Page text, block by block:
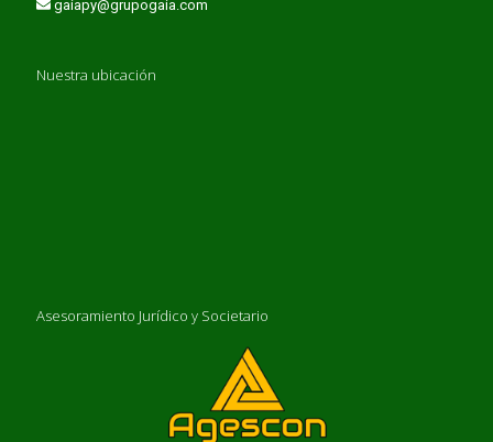
gaiapy@grupogaia.com
Nuestra ubicación
Asesoramiento Jurídico y Societario